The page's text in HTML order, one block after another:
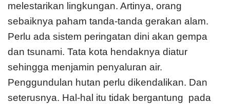
melestarikan lingkungan. Artinya, orang
sebaiknya paham tanda-tanda gerakan alam.
Perlu ada sistem peringatan dini akan gempa
dan tsunami. Tata kota hendaknya diatur
sehingga menjamin penyaluran air.
Penggundulan hutan perlu dikendalikan. Dan
seterusnya. Hal-hal itu tidak bergantung pada